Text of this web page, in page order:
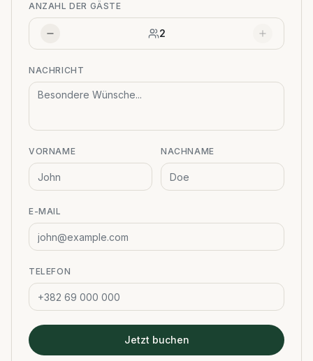
ANZAHL DER GÄSTE
2
NACHRICHT
VORNAME NACHNAME
E-MAIL
TELEFON
Jetzt buchen